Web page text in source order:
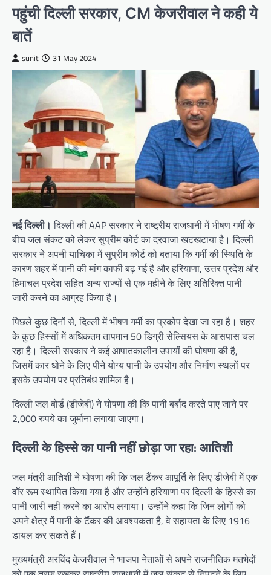
पहुंची दिल्ली सरकार, CM केजरीवाल ने कही ये
बातें
sunit 31 May 2024
नई दिल्ली। दिल्ली की AAP सरकार ने राष्ट्रीय राजधानी में भीषण गर्मी के
बीच जल संकट को लेकर सुप्रीम कोर्ट का दरवाजा खटखटाया है। दिल्ली
सरकार ने अपनी याचिका में सुप्रीम कोर्ट को बताया कि गर्मी की स्थिति के
कारण शहर में पानी की मांग काफी बढ़ गई है और हरियाणा, उत्तर प्रदेश और
हिमाचल प्रदेश सहित अन्य राज्यों से एक महीने के लिए अतिरिक्त पानी
जारी करने का आग्रह किया है।
पिछले कुछ दिनों से, दिल्ली में भीषण गर्मी का प्रकोप देखा जा रहा है। शहर
के कुछ हिस्सों में अधिकतम तापमान 50 डिग्री सेल्सियस के आसपास चल
रहा है। दिल्ली सरकार ने कई आपातकालीन उपायों की घोषणा की है,
जिसमें कार धोने के लिए पीने योग्य पानी के उपयोग और निर्माण स्थलों पर
इसके उपयोग पर प्रतिबंध शामिल है।
दिल्ली जल बोर्ड (डीजेबी) ने घोषणा की कि पानी बर्बाद करते पाए जाने पर
2,000 रुपये का जुर्माना लगाया जाएगा।
दिल्ली के हिस्से का पानी नहीं छोड़ा जा रहा: आतिशी
जल मंत्री आतिशी ने घोषणा की कि जल टैंकर आपूर्ति के लिए डीजेबी में एक
वॉर रूम स्थापित किया गया है और उन्होंने हरियाणा पर दिल्ली के हिस्से का
पानी जारी नहीं करने का आरोप लगाया। उन्होंने कहा कि जिन लोगों को
अपने क्षेत्र में पानी के टैंकर की आवश्यकता है, वे सहायता के लिए 1916
डायल कर सकते हैं।
मुख्यमंत्री अरविंद केजरीवाल ने भाजपा नेताओं से अपने राजनीतिक मतभेदों